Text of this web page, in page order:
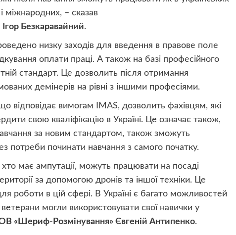
міжнародних, – сказав
Безкаравайний.
низку заходів для введення в правове поле
оплати праці. А також на базі професійного
стандарт. Це дозволить після отримання
демінерів на рівні з іншими професіями.
відповідає вимогам IMAS, дозволить фахівцям, які
свою кваліфікацію в Україні. Це означає також,
за новим стандартом, також зможуть
потреби починати навчання з самого початку.
має ампутації, можуть працювати на посаді
за допомогою дронів та іншої техніки. Це
роботи в цій сфері. В Україні є багато можливостей
могли використовувати свої навички у
«Шериф-Розмінування» Євгеній Антипенко.